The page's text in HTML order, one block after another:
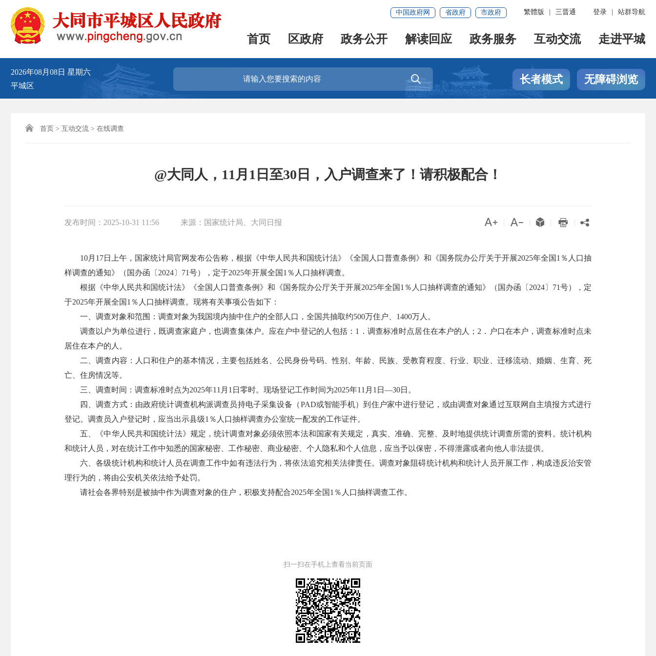
登录 站群导航
繁體版 三晋通
中国政府网 省政府 市政府
首页 区政府 政务公开 解读回应 政务服务 互动交流 走进平城
2026年08月08日 星期六
平城区
 长者模式 无障碍浏览
 首页 > 互动交流 > 在线调查
@大同人，11月1日至30日，入户调查来了！请积极配合！
发布时间： 2025-10-31 11:56 来源： 国家统计局、大同日报     
10月17日上午，国家统计局官网发布公告称，根据《中华人民共和国统计法》《全国人口普查条例》和《国务院办公厅关于开展2025年全国1％人口抽
样调查的通知》（国办函〔2024〕71号），定于2025年开展全国1％人口抽样调查。
根据《中华人民共和国统计法》《全国人口普查条例》和《国务院办公厅关于开展2025年全国1％人口抽样调查的通知》（国办函〔2024〕71号），定
于2025年开展全国1％人口抽样调查。现将有关事项公告如下：
一、调查对象和范围：调查对象为我国境内抽中住户的全部人口，全国共抽取约500万住户、1400万人。
调查以户为单位进行，既调查家庭户，也调查集体户。应在户中登记的人包括：1．调查标准时点居住在本户的人；2．户口在本户，调查标准时点未
居住在本户的人。
二、调查内容：人口和住户的基本情况，主要包括姓名、公民身份号码、性别、年龄、民族、受教育程度、行业、职业、迁移流动、婚姻、生育、死
亡、住房情况等。
三、调查时间：调查标准时点为2025年11月1日零时。现场登记工作时间为2025年11月1日—30日。
四、调查方式：由政府统计调查机构派调查员持电子采集设备（PAD或智能手机）到住户家中进行登记，或由调查对象通过互联网自主填报方式进行
登记。调查员入户登记时，应当出示县级1％人口抽样调查办公室统一配发的工作证件。
五、《中华人民共和国统计法》规定，统计调查对象必须依照本法和国家有关规定，真实、准确、完整、及时地提供统计调查所需的资料。统计机构
和统计人员，对在统计工作中知悉的国家秘密、工作秘密、商业秘密、个人隐私和个人信息，应当予以保密，不得泄露或者向他人非法提供。
六、各级统计机构和统计人员在调查工作中如有违法行为，将依法追究相关法律责任。调查对象阻碍统计机构和统计人员开展工作，构成违反治安管
理行为的，将由公安机关依法给予处罚。
请社会各界特别是被抽中作为调查对象的住户，积极支持配合2025年全国1％人口抽样调查工作。
扫一扫在手机上查看当前页面